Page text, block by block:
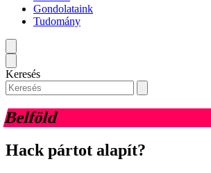
Gondolataink
Tudomány
Keresés
Belföld
Hack pártot alapít?